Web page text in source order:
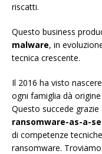
riscatti.
Questo business
malware, in
tecnica crescente.
Il 2016 ha visto
ogni famiglia dà
Questo succede grazie
ransomware-as-a-
di competenze
ransomware.